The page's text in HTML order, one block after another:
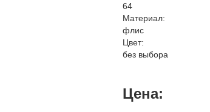
64
Материал:
флис
Цвет:
без выбора
Цена: